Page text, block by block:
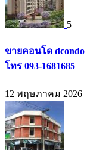
5
ขายคอนโด
โทร 093-1681685
12 พฤษภาคม 2026